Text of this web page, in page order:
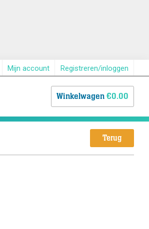
Mijn account Registreren/inloggen
Winkelwagen€0.00
Terug